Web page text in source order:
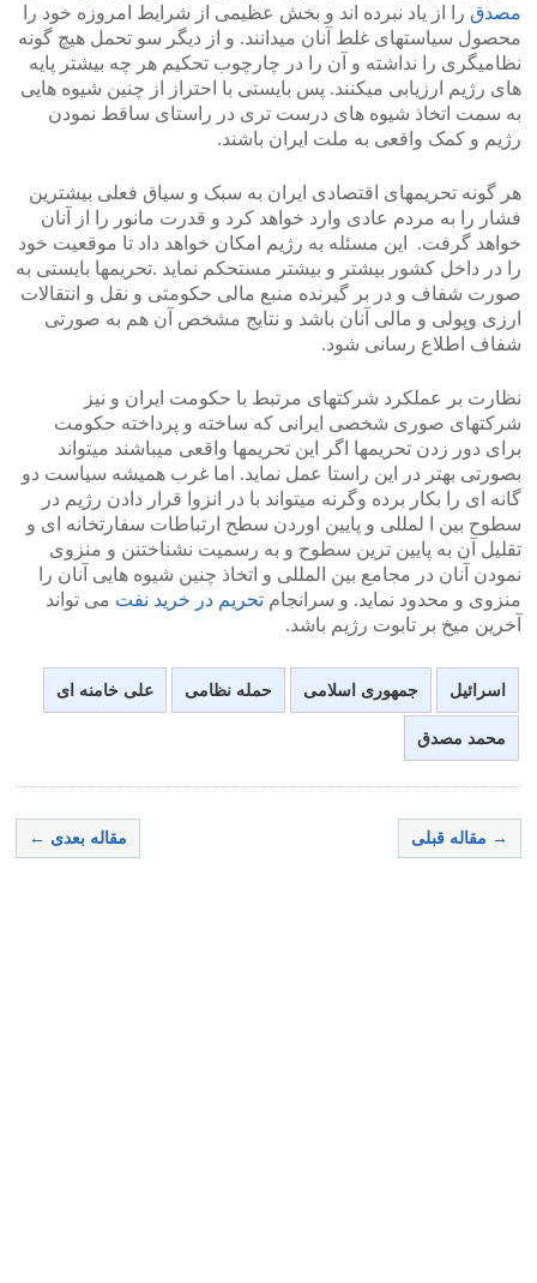
مصدق را از یاد نبرده اند و بخش عظیمی از شرایط امروزه خود را
محصول سیاستهای غلط آنان میدانند. و از دیگر سو تحمل هیچ گونه
نظامیگری را نداشته و آن را در چارچوب تحکیم هر چه بیشتر پایه
های رژیم ارزیابی میکنند. پس بایستی با احتراز از چنین شیوه هایی
به سمت اتخاذ شیوه های درست تری در راستای ساقط نمودن
رژیم و کمک واقعی به ملت ایران باشند.
هر گونه تحریمهای اقتصادی ایران به سبک و سیاق فعلی بیشترین
فشار را به مردم عادی وارد خواهد کرد و قدرت مانور را از آنان
خواهد گرفت. این مسئله به رژیم امکان خواهد داد تا موقعیت خود
را در داخل کشور بیشتر و بیشتر مستحکم نماید .تحریمها بایستی به
صورت شفاف و در بر گیرنده منبع مالی حکومتی و نقل و انتقالات
ارزی وپولی و مالی آنان باشد و نتایج مشخص آن هم به صورتی
شفاف اطلاع رسانی شود.
نظارت بر عملکرد شرکتهای مرتبط با حکومت ایران و نیز
شرکتهای صوری شخصی ایرانی که ساخته و پرداخته حکومت
برای دور زدن تحریمها اگر این تحریمها واقعی میباشند میتواند
بصورتی بهتر در این راستا عمل نماید. اما غرب همیشه سیاست دو
گانه ای را بکار برده وگرنه میتواند با در انزوا قرار دادن رژیم در
سطوح بین ا لمللی و پایین اوردن سطح ارتباطات سفارتخانه ای و
تقلیل آن به پایین ترین سطوح و به رسمیت نشناختنن و منزوی
نمودن آنان در مجامع بین المللی و اتخاذ چنین شیوه هایی آنان را
منزوی و محدود نماید. و سرانجام تحریم در خرید نفت می تواند
آخرین میخ بر تابوت رژیم باشد.
اسرائیل جمهوری اسلامی حمله نظامی علی خامنه ای
محمد مصدق
→ مقاله قبلی مقاله بعدی ←